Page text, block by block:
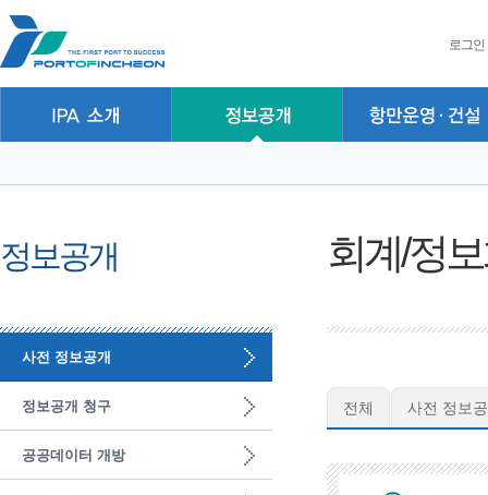
로그인
정보공개
사전 정보공개
정보공개 청구
공공데이터 개방
회계/정
전체 사전 정보